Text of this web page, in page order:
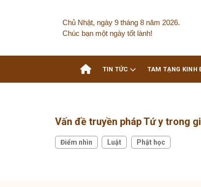
Chủ Nhật, ngày 9 tháng 8 năm 2026.
Chúc bạn một ngày tốt lành!
TIN TỨC TAM TẠNG KINH
Vấn đề truyền pháp Tứ y trong
Điểm nhìn Luật Phật học